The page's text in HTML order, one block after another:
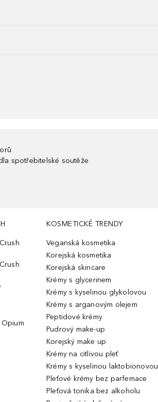
spotřebitelské soutěže
Opium
KOSMETICKÉ TRENDY
Veganská kosmetika
Korejská kosmetika
Korejská skincare
Krémy s glycerinem
Krémy s kyselinou glykolovou
Krémy s arganovým olejem
Peptidové krémy
Pudrový make-up
Korejský make up
Krémy na citlivou pleť
Krémy s kyselinou laktobionovou
Pleťové krémy bez parfemace
Pleťová tonika bez alkoholu